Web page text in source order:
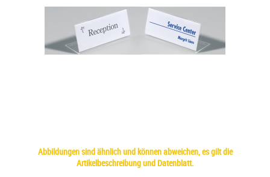
Abbildungen sind ähnlich und können abweichen, es gilt die
Artikelbeschreibung und Datenblatt.